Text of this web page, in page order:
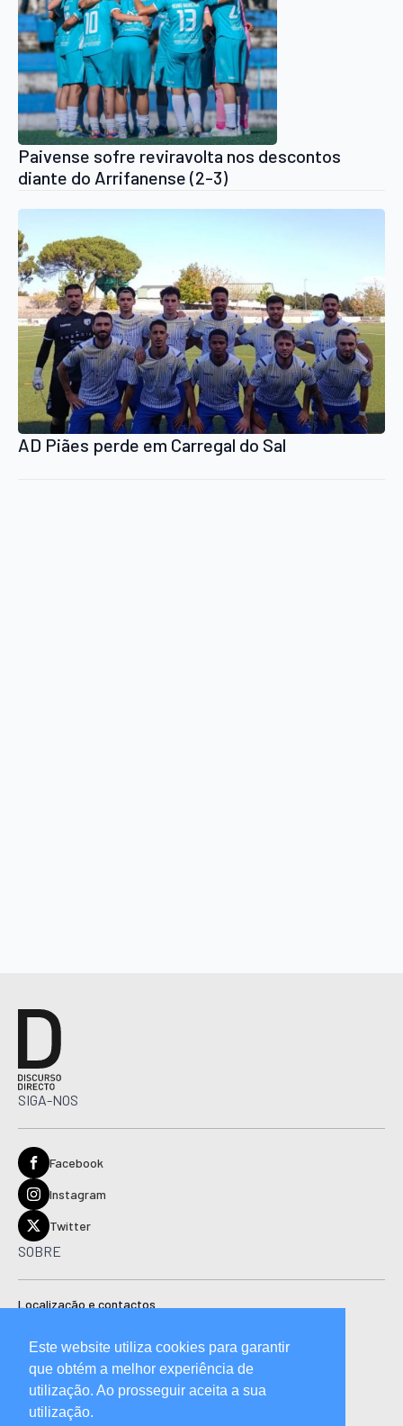
Paivense sofre reviravolta nos descontos
diante do Arrifanense (2-3)
AD Piães perde em Carregal do Sal
SIGA-NOS
Facebook
Instagram
Twitter
SOBRE
Localização e contactos
Ficha técnica
Manual de boas práticas editoriais e código de conduta
Este website utiliza cookies para garantir
que obtém a melhor experiência de
utilização. Ao prosseguir aceita a sua
utilização.